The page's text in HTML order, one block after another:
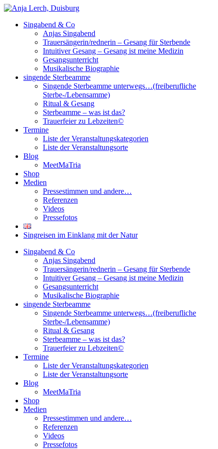
Anjas Welt
Singende Sterbeamme
Singabend & Co
Anjas Singabend
Trauersängerin/rednerin – Gesang für Sterbende
Intuitiver Gesang – Gesang ist meine Medizin
Gesangsunterricht
Musikalische Biographie
singende Sterbeamme
Singende Sterbeamme unterwegs…(freiberufliche
Sterbe-/Lebensamme)
Ritual & Gesang
Sterbeamme – was ist das?
Trauerfeier zu Lebzeiten©
Termine
Liste der Veranstaltungskategorien
Liste der Veranstaltungsorte
Blog
MeetMaTria
Shop
Medien
Pressestimmen und andere…
Referenzen
Videos
Pressefotos
Singreisen im Einklang mit der Natur
Singabend & Co
Anjas Singabend
Trauersängerin/rednerin – Gesang für Sterbende
Intuitiver Gesang – Gesang ist meine Medizin
Gesangsunterricht
Musikalische Biographie
singende Sterbeamme
Singende Sterbeamme unterwegs…(freiberufliche
Sterbe-/Lebensamme)
Ritual & Gesang
Sterbeamme – was ist das?
Trauerfeier zu Lebzeiten©
Termine
Liste der Veranstaltungskategorien
Liste der Veranstaltungsorte
Blog
MeetMaTria
Shop
Medien
Pressestimmen und andere…
Referenzen
Videos
Pressefotos